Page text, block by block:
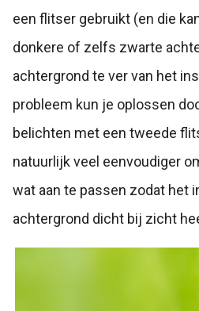
een flitser gebruikt (en die
donkere of zelfs zwarte
achtergrond te ver van het
probleem kun je oplossen
belichten met een tweede
natuurlijk veel eenvoudiger
wat aan te passen zodat het
achtergrond dicht bij zicht